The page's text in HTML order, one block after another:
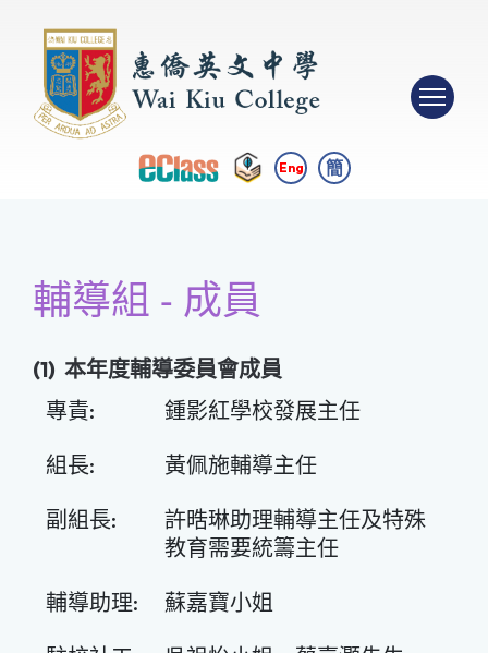
Eng 簡
輔導組 - 成員
(1) 本年度輔導委員會成員
專責:
鍾影紅學校發展主任
組長:
黃佩施輔導主任
副組長:
許晧琳助理輔導主任及特殊
教育需要統籌主任
輔導助理:
蘇嘉寶小姐